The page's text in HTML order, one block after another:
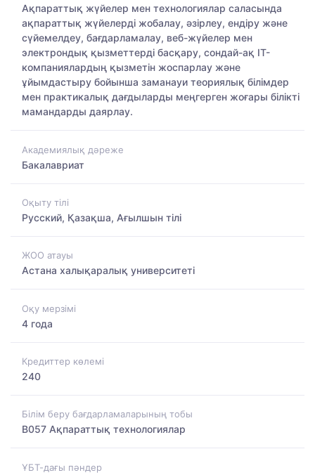
Ақпараттық жүйелер мен технологиялар саласында
ақпараттық жүйелерді жобалау, әзірлеу, ендіру және
сүйемелдеу, бағдарламалау, веб-жүйелер мен
электрондық қызметтерді басқару, сондай-ақ ІТ-
компаниялардың қызметін жоспарлау және
ұйымдастыру бойынша заманауи теориялық білімдер
мен практикалық дағдыларды меңгерген жоғары білікті
мамандарды даярлау.
Академиялық дәреже
Бакалавриат
Оқыту тілі
Русский, Қазақша, Ағылшын тілі
ЖОО атауы
Астана халықаралық университеті
Оқу мерзімі
4 года
Кредиттер көлемі
240
Білім беру бағдарламаларының тобы
B057 Ақпараттық технологиялар
ҰБТ-дағы пәндер